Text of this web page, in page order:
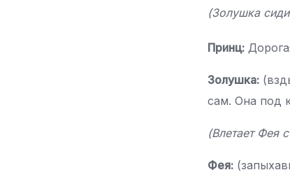
(Золушка
Принц:
Золушка:
сам. Она под
(Влетает Фея
Фея: